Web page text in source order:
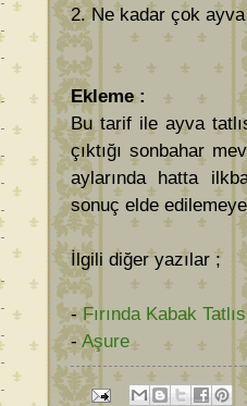
2. Ne kadar çok
Ekleme :
Bu tarif ile ayva
çıktığı sonbahar
aylarında hatta
sonuç elde
İlgili diğer yazılar ;
-Fırında Kabak
-Aşure